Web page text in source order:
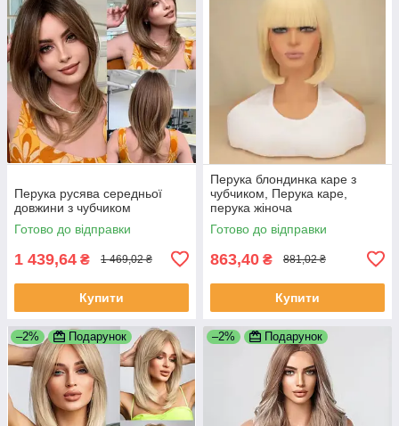
Перука русява середньої
довжини з чубчиком
Готово до відправки
1 439,64 ₴ 1 469,02 ₴
Купити
Перука блондинка каре з
чубчиком, Перука каре,
перука жіноча
Готово до відправки
863,40 ₴ 881,02 ₴
Купити
–2% Подарунок –2% Подарунок